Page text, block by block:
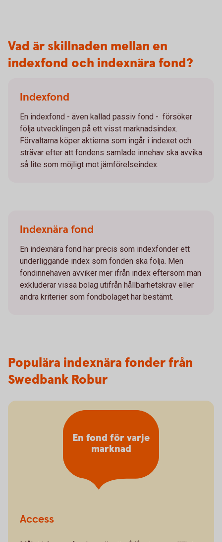
Vad är skillnaden mellan en
indexfond och indexnära fond?
Indexfond
En indexfond - även kallad passiv fond - försöker
följa utvecklingen på ett visst marknadsindex.
Förvaltarna köper aktierna som ingår i indexet och
strävar efter att fondens samlade innehav ska avvika
så lite som möjligt mot jämförelseindex.
Indexnära fond
En indexnära fond har precis som indexfonder ett
underliggande index som fonden ska följa. Men
fondinnehaven avviker mer ifrån index eftersom man
exkluderar vissa bolag utifrån hållbarhetskrav eller
andra kriterier som fondbolaget har bestämt.
Populära indexnära fonder från
Swedbank Robur
Access
En fond för varje
marknad